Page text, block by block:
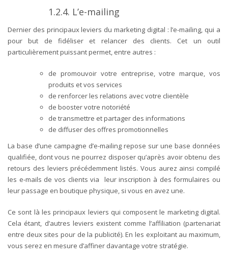
1.2.4. L’e-mailing
Dernier des principaux leviers du marketing digital : l’e-mailing, qui a
pour but de fidéliser et relancer des clients. Cet un outil
particulièrement puissant permet, entre autres :
de promouvoir votre entreprise, votre marque, vos
produits et vos services
de renforcer les relations avec votre clientèle
de booster votre notoriété
de transmettre et partager des informations
de diffuser des offres promotionnelles
La base d’une campagne d’e-mailing repose sur une base données
qualifiée, dont vous ne pourrez disposer qu’après avoir obtenu des
retours des leviers précédemment listés. Vous aurez ainsi compilé
les e-mails de vos clients via leur inscription à des formulaires ou
leur passage en boutique physique, si vous en avez une.
Ce sont là les principaux leviers qui composent le marketing digital.
Cela étant, d’autres leviers existent comme l’affiliation (partenariat
entre deux sites pour de la publicité). En les exploitant au maximum,
vous serez en mesure d’affiner davantage votre stratégie.